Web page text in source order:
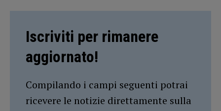
Iscriviti per rimanere
aggiornato!
Compilando i campi seguenti potrai
ricevere le notizie direttamente sulla